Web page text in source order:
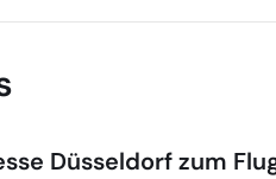
Düsseldorf zum